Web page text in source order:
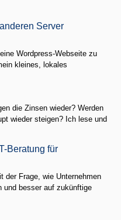
Server
Wordpress-Webseite zu
kleines, lokales
die Zinsen wieder? Werden
wieder steigen? Ich lese und
Beratung für
der Frage, wie Unternehmen
und besser auf zukünftige